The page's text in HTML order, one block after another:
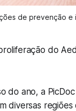
de prevenção e
do
do ano, a
diversas regiões